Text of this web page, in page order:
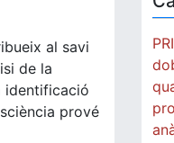
al savi
de la
identificació
prové